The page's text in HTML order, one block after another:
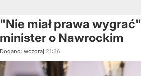
"Nie miał prawa
minister o Nawrockim
Dodano: wczoraj 21:36